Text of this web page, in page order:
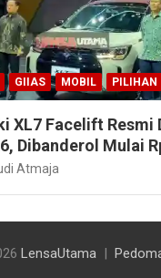
GIIAS MOBIL PILIHAN
XL7 Facelift Resmi
Dibanderol Mulai
Atmaja
LensaUtama